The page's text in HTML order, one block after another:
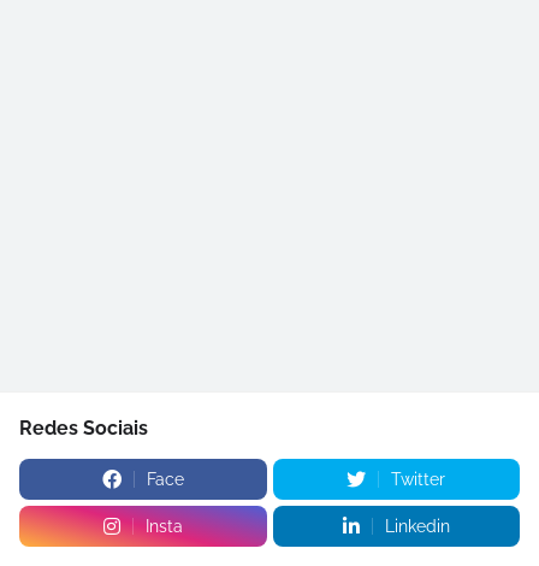
Redes Sociais
Face Twitter
Insta Linkedin